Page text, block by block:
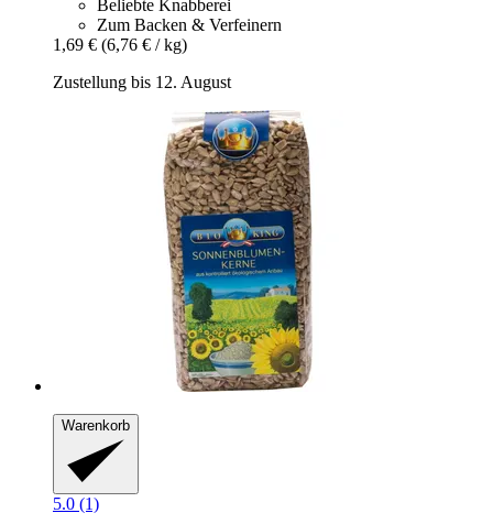
Beliebte Knabberei
Zum Backen & Verfeinern
1,69 € (6,76 € / kg)
Zustellung bis 12. August
Warenkorb
5.0 (1)